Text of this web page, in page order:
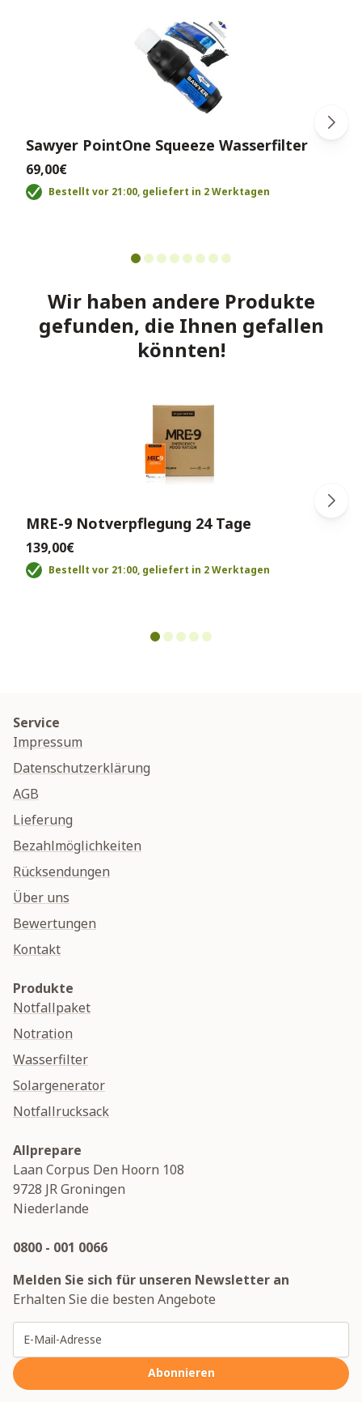
Sawyer PointOne Squeeze Wasserfilter
69,00€
Bestellt vor 21:00, geliefert in 2 Werktagen
Wir haben andere Produkte
gefunden, die Ihnen gefallen
könnten!
MRE-9 Notverpflegung 24 Tage
139,00€
Bestellt vor 21:00, geliefert in 2 Werktagen
Service
Impressum
Datenschutzerklärung
AGB
Lieferung
Bezahlmöglichkeiten
Rücksendungen
Über uns
Bewertungen
Kontakt
Produkte
Notfallpaket
Notration
Wasserfilter
Solargenerator
Notfallrucksack
Allprepare
Laan Corpus Den Hoorn 108
9728 JRGroningen
Niederlande
0800 - 001 0066
Melden Sie sich für unseren Newsletter an
Erhalten Sie die besten Angebote
Abonnieren